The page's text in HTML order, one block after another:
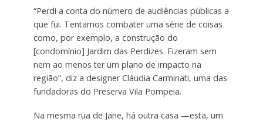
“Perdi a conta do número de audiências públicas a
que fui. Tentamos combater uma série de coisas
como, por exemplo, a construção do
[condomínio] Jardim das Perdizes. Fizeram sem
nem ao menos ter um plano de impacto na
região”, diz a designer Cláudia Carminati, uma das
fundadoras do Preserva Vila Pompeia.
Na mesma rua de Jane, há outra casa —esta, um